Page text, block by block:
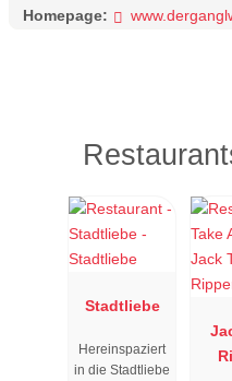
Homepage:
Stadtliebe
Hereinspaziert
in die Stadtliebe